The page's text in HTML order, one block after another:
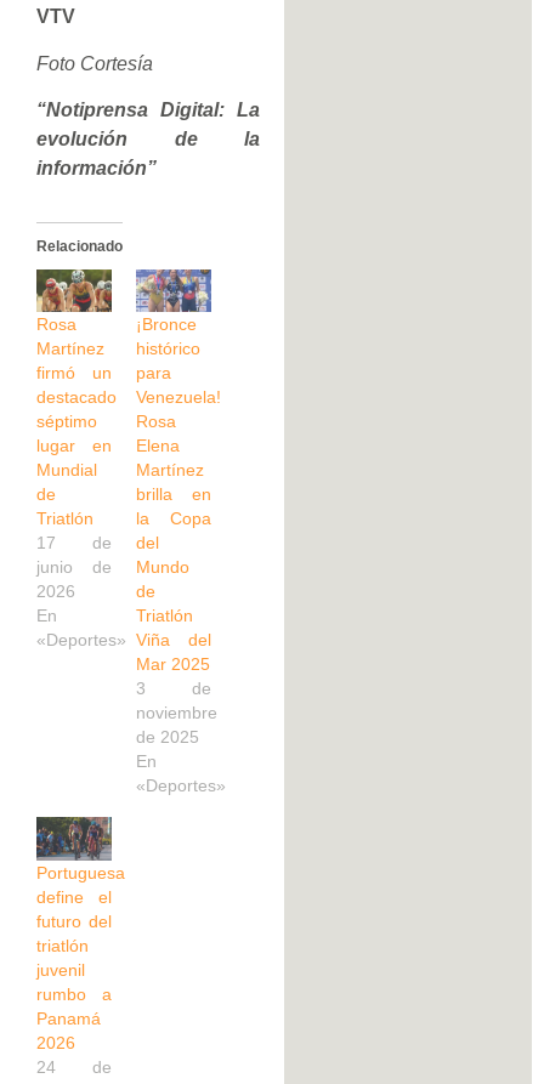
VTV
Foto Cortesía
“Notiprensa Digital: La
evolución de la
información”
Relacionado
Rosa
Martínez
firmó un
destacado
séptimo
lugar en
Mundial
de
Triatlón
17 de
junio de
2026
En
«Deportes»
¡Bronce
histórico
para
Venezuela!
Rosa
Elena
Martínez
brilla en
la Copa
del
Mundo
de
Triatlón
Viña del
Mar 2025
3 de
noviembre
de 2025
En
«Deportes»
Portuguesa
define el
futuro del
triatlón
juvenil
rumbo a
Panamá
2026
24 de